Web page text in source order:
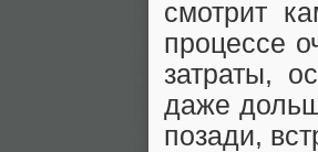
смотрит
процессе
затраты,
даже
позади,